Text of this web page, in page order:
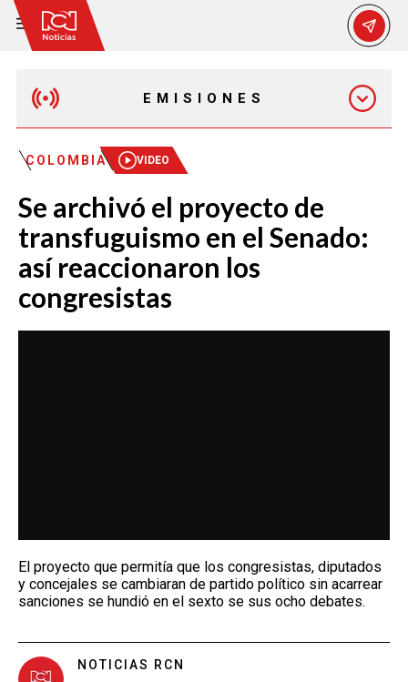
EMISIONES
MAÑANA EXPRESS
EMISIÓN 12:30 PM
EMISIÓN 7:00 PM
EMISIÓN 11:30 PM
COLOMBIA VIDEO
Se archivó el proyecto de
transfuguismo en el Senado:
así reaccionaron los
congresistas
El proyecto que permitía que los congresistas, diputados
y concejales se cambiaran de partido político sin acarrear
sanciones se hundió en el sexto se sus ocho debates.
NOTICIAS RCN